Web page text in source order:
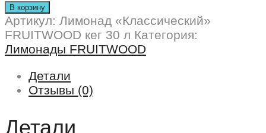
В корзину
Артикул: Лимонад «Классический»
FRUITWOOD кег 30 л Категория:
Лимонады FRUITWOOD
Детали
Отзывы (0)
Детали